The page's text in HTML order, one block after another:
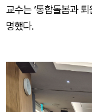
교수는 ‘통합돌봄과
명했다.